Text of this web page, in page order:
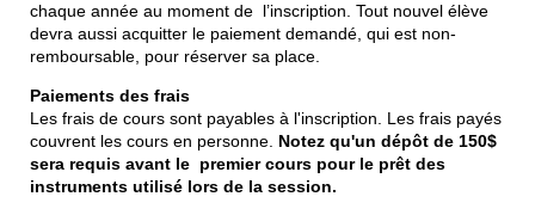
chaque année au moment de l’inscription. Tout nouvel élève
devra aussi acquitter le paiement demandé, qui est non-
remboursable, pour réserver sa place.
Paiements des frais
Les frais de cours sont payables à l'inscription. Les frais payés
couvrent les cours en personne. Notez qu'un dépôt de 150$
sera requis avant le premier cours pour le prêt des
instruments utilisé lors de la session.